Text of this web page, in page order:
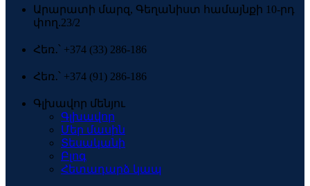
Արարատի մարզ, Գեղանիստ համայնքի 10-րդ
փող.23/2
Հեռ․՝ +374 (33) 286-186
Հեռ․՝ +374 (91) 286-186
Գլխավոր մենյու
Գլխավոր
Մեր մասին
Տեսականի
Բլոգ
Հետադարձ կապ